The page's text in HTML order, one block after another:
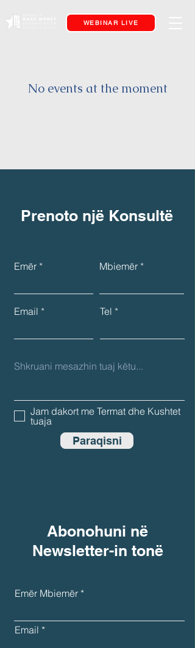
WEBINAR LIVE
No events at the moment
Prenoto një Konsultë
Emër Mbiemër
Email Tel
Jam dakort me Termat dhe Kushtet
tuaja
Paraqisni
Abonohuni në
Newsletter-in tonë
Emër Mbiemër
Email